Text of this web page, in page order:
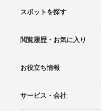
エリアから探す
こだわりから探す
NEW PHOTO STYLE
プランから探す
フォトタイプ診断
フォトグラファーから
国内リゾートから探す
スポットを探す
ロケーションから探す
スタジオから探す
閲覧履歴・お気に入り
閲覧スタジオ
お気に入り
お役立ち情報
Wedding Photo マガ
はじめてガイド
サービス・会社